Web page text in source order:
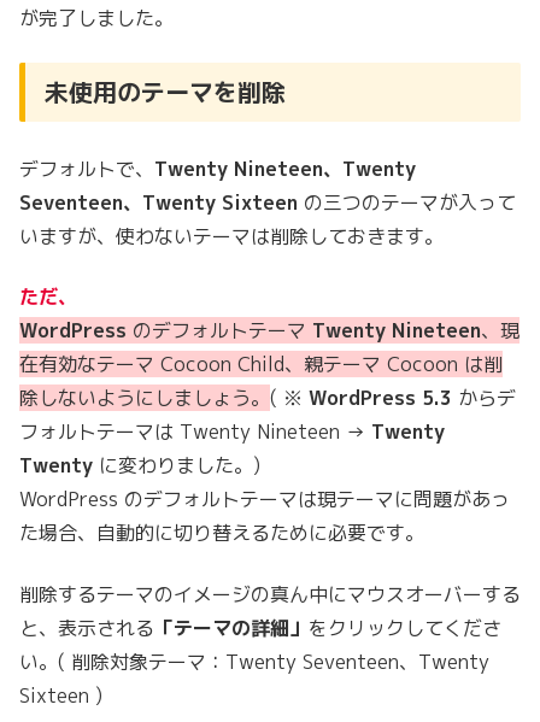
が完了しました。
未使用のテーマを削除
デフォルトで、 Twenty Nineteen、Twenty
Seventeen、Twenty Sixteen の三つのテーマが入って
いますが、使わないテーマは削除しておきます。
ただ、
WordPress のデフォルトテーマ Twenty Nineteen、現
在有効なテーマ Cocoon Child、親テーマ Cocoon は削
除しないようにしましょう。 ( ※ WordPress 5.3 からデ
フォルトテーマは Twenty Nineteen → Twenty
Twenty に変わりました。)
WordPress のデフォルトテーマは現テーマに問題があっ
た場合、自動的に切り替えるために必要です。
削除するテーマのイメージの真ん中にマウスオーバーする
と、表示される 「テーマの詳細」 をクリックしてくださ
い。( 削除対象テーマ：Twenty Seventeen、Twenty
Sixteen )